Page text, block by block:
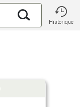
Historique